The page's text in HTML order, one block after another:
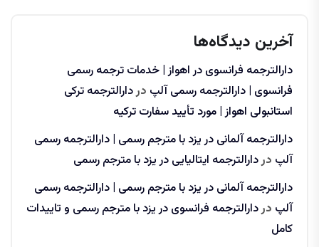
آخرین دیدگاه‌ها
دارالترجمه فرانسوی در اهواز | خدمات ترجمه رسمی
فرانسوی | دارالترجمه رسمی آلپ دردارالترجمه ترکی
استانبولی اهواز | مورد تأیید سفارت ترکیه
دارالترجمه آلمانی در یزد با مترجم رسمی | دارالترجمه رسمی
آلپ دردارالترجمه ایتالیایی در یزد با مترجم رسمی
دارالترجمه آلمانی در یزد با مترجم رسمی | دارالترجمه رسمی
آلپ دردارالترجمه فرانسوی در یزد با مترجم رسمی و تاییدات
کامل